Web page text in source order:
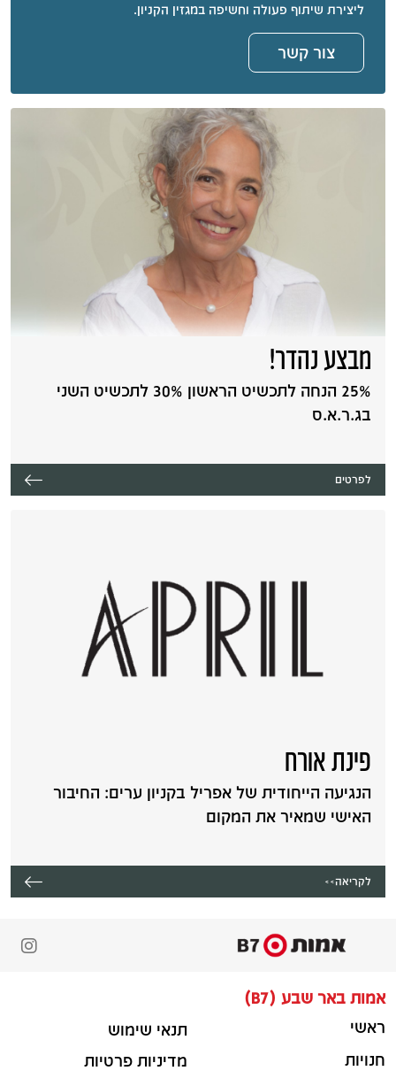
ליצירת שיתוף פעולה וחשיפה במגזין הקניון.
צור קשר
מבצע נהדר!
25% הנחה לתכשיט הראשון 30% לתכשיט השני
בג.ר.א.ס
לפרטים
פינת אורח
הנגיעה הייחודית של אפריל בקניון ערים: החיבור
האישי שמאיר את המקום
לקריאה>>
אמות באר שבע (B7)
ראשי
חנויות
תנאי שימוש
מדיניות פרטיות